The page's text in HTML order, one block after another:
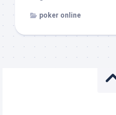
poker online